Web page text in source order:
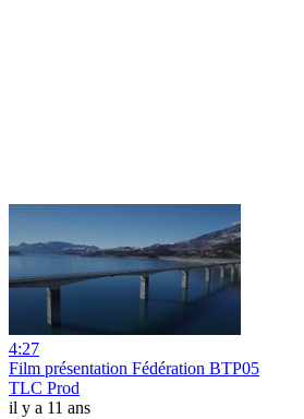
4:27
Film présentation Fédération BTP05
TLC Prod
il y a 11 ans